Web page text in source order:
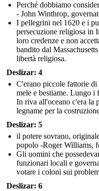
Perché dobbiamo
- John Winthrop,
I pellegrini nel 1620 e i
persecuzione religiosa in
loro credenze e non
bandito dal
libertà religiosa.
Deslizar: 4
C'erano piccole fattorie
mele e bestiame. Lungo i
In riva all'oceano c'era la
legname per la
Deslizar: 5
il potere sovrano,
popolo -Roger Williams,
Gli uomini che
funzionari locali e
votare i coloni sui
Deslizar: 6